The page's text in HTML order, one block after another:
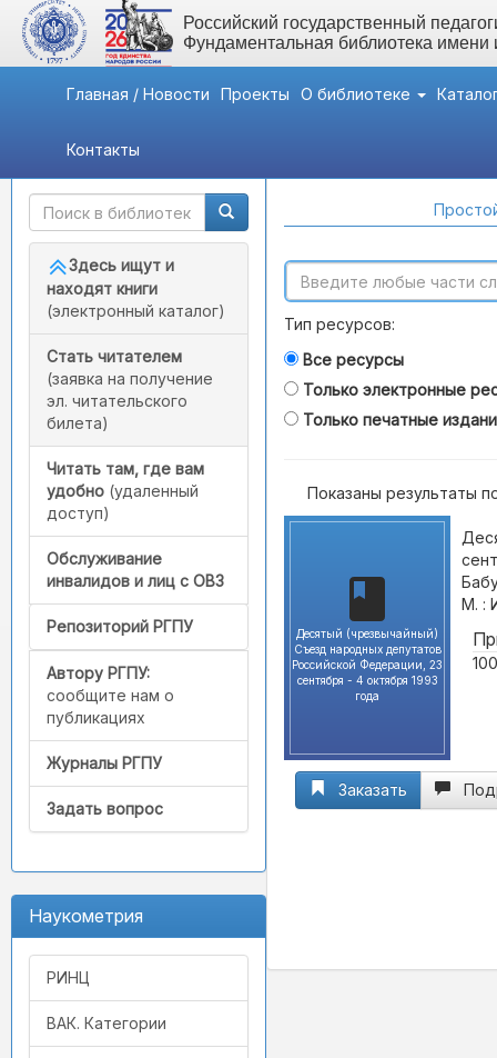
Российский государственный
Фундаментальная библиотека
Главная / Новости Проекты О библиотеке
Контакты
Быстрый доступ
Здесь ищут и
находят книги
(электронный каталог)
Стать читателем
(заявка на получение
эл. читательского
билета)
Читать там, где вам
удобно (удаленный
доступ)
Обслуживание
инвалидов и лиц с ОВЗ
Репозиторий РГПУ
Автору РГПУ:
сообщите нам о
публикациях
Журналы РГПУ
Задать вопрос
Наукометрия
РИНЦ
ВАК. Категории
Тип ресурсов:
Все ресурсы
Только электронные
Только печатные
Показаны результаты
Десятый (чрезвычайный)
Съезд народных депутатов
Российской Федерации, 23
сентября - 4 октября 1993
года
М. :
Заказать